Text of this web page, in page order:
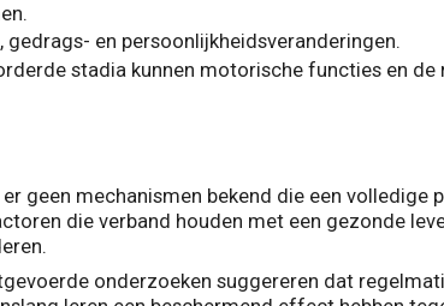
gedrags- en persoonlijkheidsveranderingen.
stadia kunnen motorische functies en
geen mechanismen bekend die een
die verband houden met een gezonde
onderzoeken suggereren dat